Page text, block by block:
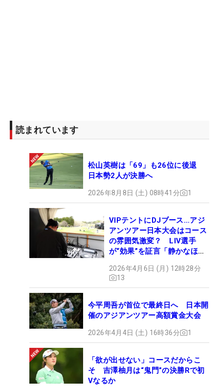
読まれています
松山英樹は「69」も26位に後退
日本勢2人が決勝へ
2026年8月8日 (土) 08時41分 1
VIPテントにDJブース…アジ
アンツアー日本大会はコース
の雰囲気激変？ LIV選手
が“効果”を証言「静かなほう
2026年4月6日 (月) 12時28分
13
今平周吾が首位で最終日へ 日本開
催のアジアンツアー高額賞金大会
2026年4月4日 (土) 16時36分 1
「欲が出せない」コースだからこ
そ 吉澤柚月は“鬼門”の決勝Rで初
Vなるか